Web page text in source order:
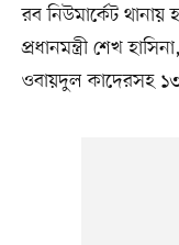
রব নিউমার্কেট
প্রধানমন্ত্রী শেখ
ওবায়দুল কাদেরসহ